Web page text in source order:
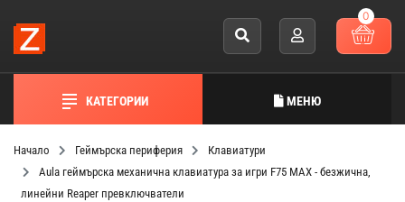
0
КАТЕГОРИИ МЕНЮ
Начало Геймърска периферия
Клавиатури
Aula геймърска механична клавиатура за игри F75 MAX - безжична,
линейни Reaper превключватели